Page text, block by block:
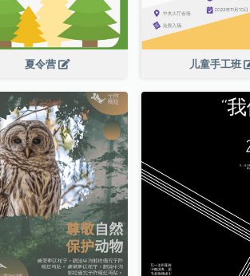
夏令营 儿童手工班